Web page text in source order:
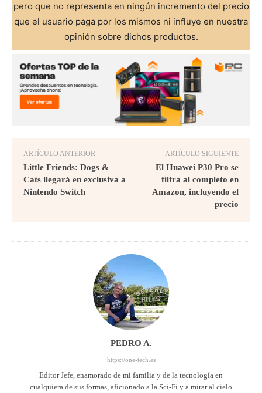
pero que no representa en ningún incremento del precio
que el usuario paga por los mismos ni influye en nuestra
opinión sobre dichos productos.
ARTÍCULO ANTERIOR
Little Friends: Dogs &
Cats llegará en exclusiva a
Nintendo Switch
ARTÍCULO SIGUIENTE
El Huawei P30 Pro se
filtra al completo en
Amazon, incluyendo el
precio
PEDRO A.
https://one-tech.es
Editor Jefe, enamorado de mi familia y de la tecnología en
cualquiera de sus formas, aficionado a la Sci-Fi y a mirar al cielo